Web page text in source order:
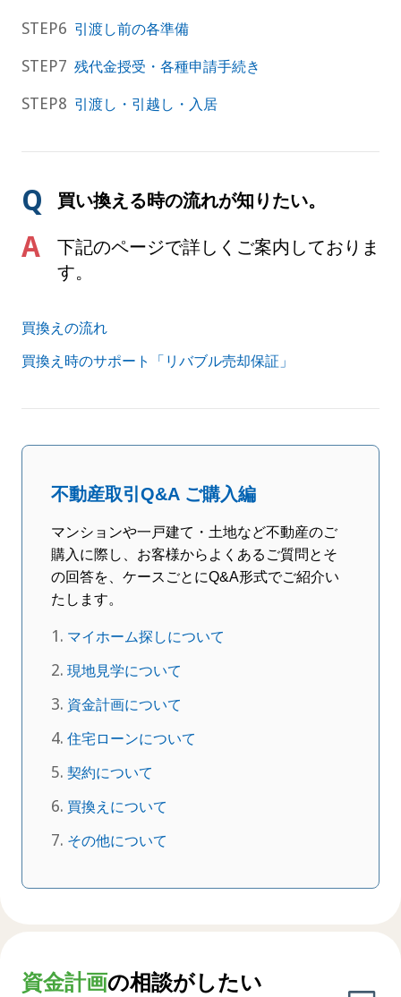
引渡し前の各準備
残代金授受・各種申請手続き
引渡し・引越し・入居
買い換える時の流れが知りたい。
下記のページで詳しくご案内しておりま
す。
買換えの流れ
買換え時のサポート「リバブル売却保証」
不動産取引Q&A ご購入編
マンションや一戸建て・土地など不動産のご
購入に際し、お客様からよくあるご質問とそ
の回答を、ケースごとにQ&A形式でご紹介い
たします。
マイホーム探しについて
現地見学について
資金計画について
住宅ローンについて
契約について
買換えについて
その他について
資金計画の相談がしたい